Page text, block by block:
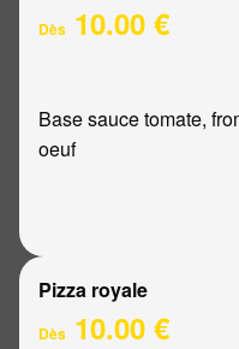
Dès 10.00 €
Base sauce tomate,
oeuf
Pizza royale
Dès 10.00 €